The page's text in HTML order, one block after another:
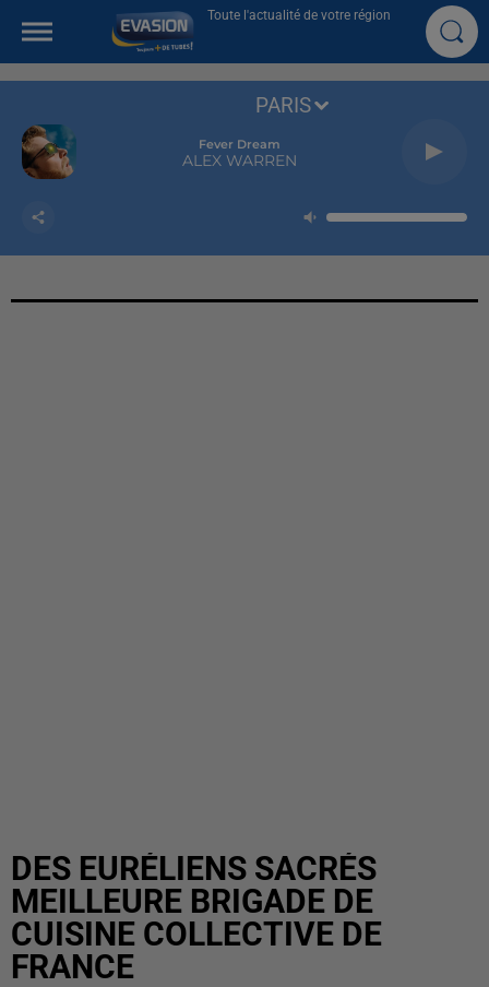
Toute l'actualité de votre région
Fever Dream
ALEX WARREN
PARIS
DES EURÉLIENS SACRÉS
MEILLEURE BRIGADE DE
CUISINE COLLECTIVE DE
FRANCE